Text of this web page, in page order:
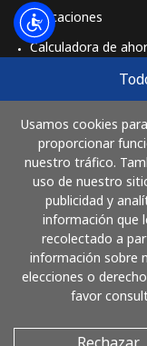
Usamos cookies
proporcionar
nuestro tráfico.
uso de nuestro
publicidad y
información que
recolectado a
información sobre
elecciones o
favor
Rechazar
Aplicaciones
Calculadora de
Comprar
Cómo funciona